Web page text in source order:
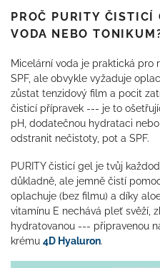
PROČ PURITY ČISTICÍ
VODA NEBO
Micelární voda je praktická pro
SPF, ale obvykle vyžaduje
zůstat tenzidový film a pocit
čisticí přípravek --- je to
pH, dodatečnou hydrataci
odstranit nečistoty, pot a SPF.
PURITY čisticí gel je tvůj
důkladně, ale jemně čistí
oplachuje (bez filmu) a díky
vitamínu E nechává pleť svěží,
hydratovanou --- připravenou
krému 4D Hyaluron.